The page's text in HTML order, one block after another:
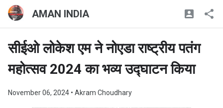
AMAN INDIA
सीईओ लोकेश एम ने नोएडा राष्ट्रीय पतंग
महोत्सव 2024 का भव्य उद्घाटन किया
November 06, 2024 • Akram Choudhary